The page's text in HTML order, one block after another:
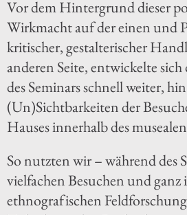
Vor dem Hintergrund dieser
Wirkmacht auf der einen und
kritischer, gestalterischer
anderen Seite, entwickelte
des Seminars schnell weiter,
(Un)Sichtbarkeiten der
Hauses innerhalb des
So nutzten wir – während des
vielfachen Besuchen und ganz
ethnografischen